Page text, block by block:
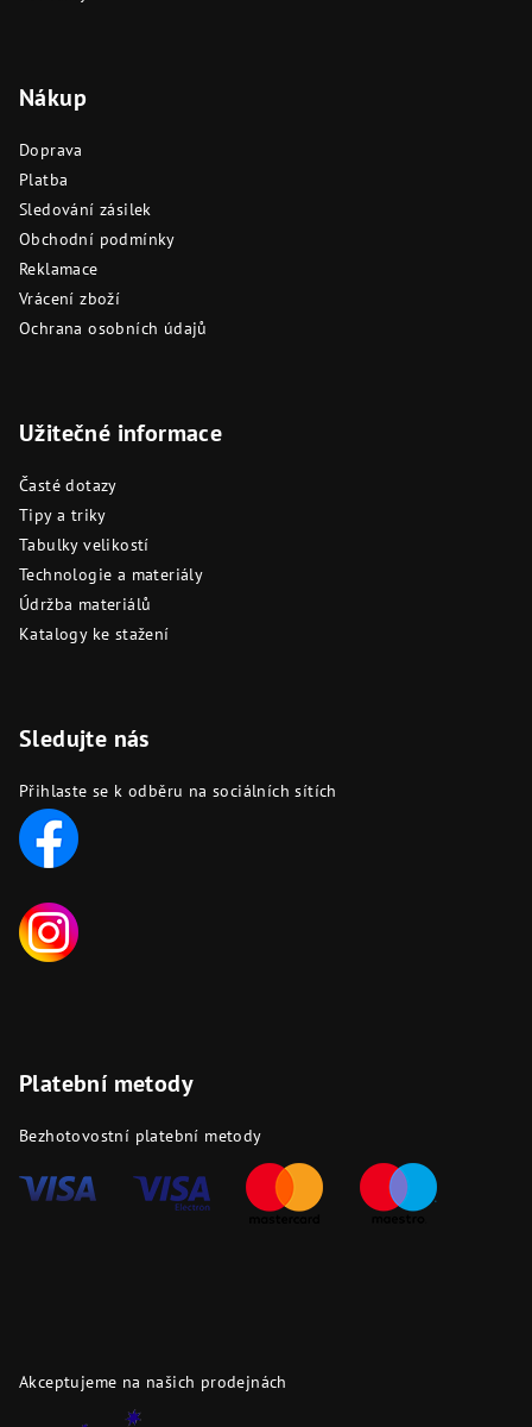
Nákup
Doprava
Platba
Sledování zásilek
Obchodní podmínky
Reklamace
Vrácení zboží
Ochrana osobních údajů
Užitečné informace
Časté dotazy
Tipy a triky
Tabulky velikostí
Technologie a materiály
Údržba materiálů
Katalogy ke stažení
Sledujte nás
Přihlaste se k odběru na sociálních sítích
Platební metody
Bezhotovostní platební metody
Akceptujeme na našich prodejnách